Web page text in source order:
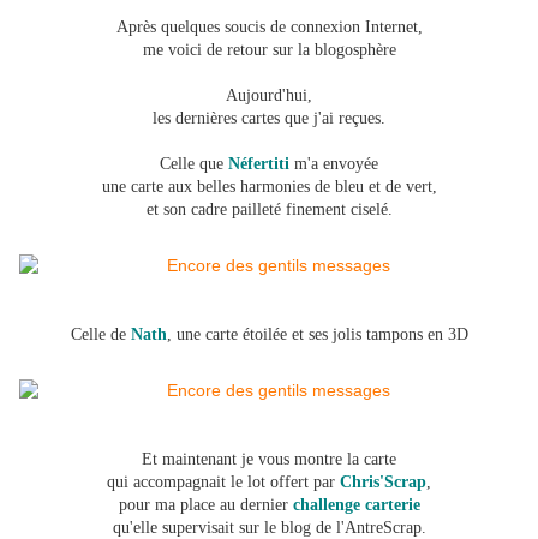
Après quelques soucis de connexion Internet,
me voici de retour sur la blogosphère
Aujourd'hui,
les dernières cartes que j'ai reçues.
Celle que Néfertiti m'a envoyée
une carte aux belles harmonies de bleu et de vert,
et son cadre pailleté finement ciselé.
Celle de Nath, une carte étoiléeet ses jolis tampons en 3D
Et maintenant je vous montre la carte
qui accompagnait le lot offert par Chris'Scrap,
pour ma place au dernier challenge carterie
qu'elle supervisait sur le blog de l'AntreScrap.